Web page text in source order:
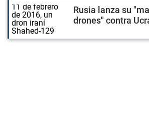
Rusia lanza su
drones" contra